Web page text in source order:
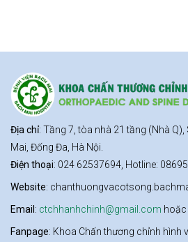
Địa chỉ: Tầng 7, tòa nhà 21 tầng (Nhà
Mai, Đống Đa, Hà Nội.
Điện thoại: 024 62537694, Hotline:
Website:
Email: ctchhanhchinh@gmail.com hoặc
Fanpage: Khoa Chấn thương chỉnh hình